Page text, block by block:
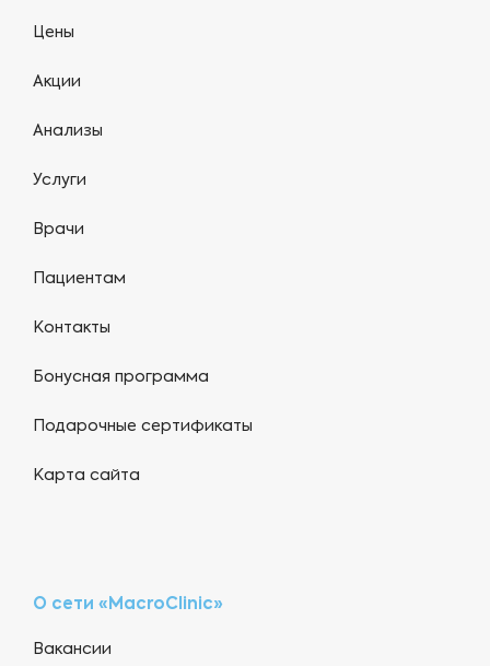
Цены
Акции
Анализы
Услуги
Врачи
Пациентам
Контакты
Бонусная программа
Подарочные сертификаты
Карта сайта
О сети «MacroClinic»
Вакансии